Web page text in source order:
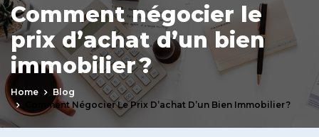
Comment négocier le
prix d’achat d’un bien
immobilier ?
Home
Blog
Comment Négocier Le Prix D’achat D’un Bien Immobilier ?